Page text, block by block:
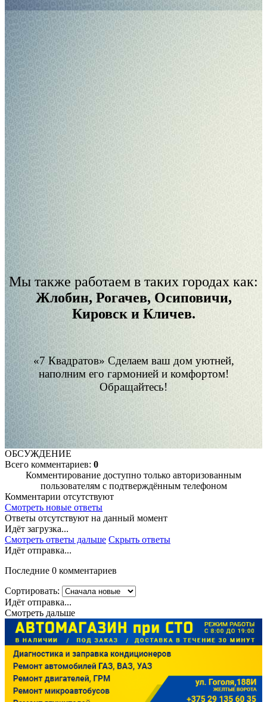
Мы также работаем в таких городах как:
Жлобин, Рогачев, Осиповичи,
Кировск и Кличев.
«7 Квадратов» Сделаем ваш дом уютней,
наполним его гармонией и комфортом!
Обращайтесь!
ОБСУЖДЕНИЕ
Всего комментариев: 0
Комментирование доступно только авторизованным
пользователям с подтверждённым телефоном
Комментарии отсутствуют
Смотреть новые ответы
Ответы отсутствуют на данный момент
Идёт загрузка...
Смотреть ответы дальше Скрыть ответы
Идёт отправка...
Последние 0 комментариев
Сортировать:
Идёт отправка...
Смотреть дальше